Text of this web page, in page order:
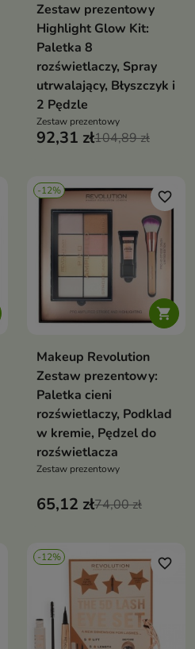
Zestaw prezentowy
Highlight Glow Kit:
Paletka 8
rozświetlaczy, Spray
utrwalający, Błyszczyk i
2 Pędzle
Zestaw prezentowy
92,31 zł104,89 zł
-12%

favorite_border
Makeup Revolution
Zestaw prezentowy:
Paletka cieni
rozświetlaczy, Podklad
w kremie, Pędzel do
rozświetlacza
Zestaw prezentowy
65,12 zł74,00 zł
-12% favorite_border